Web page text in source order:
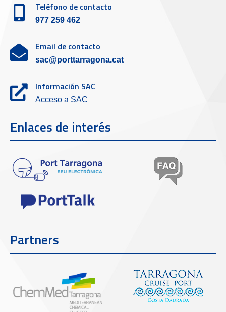
Teléfono de contacto
977 259 462
Email de contacto
sac@porttarragona.cat
Información SAC
Acceso a SAC
Enlaces de interés
Partners